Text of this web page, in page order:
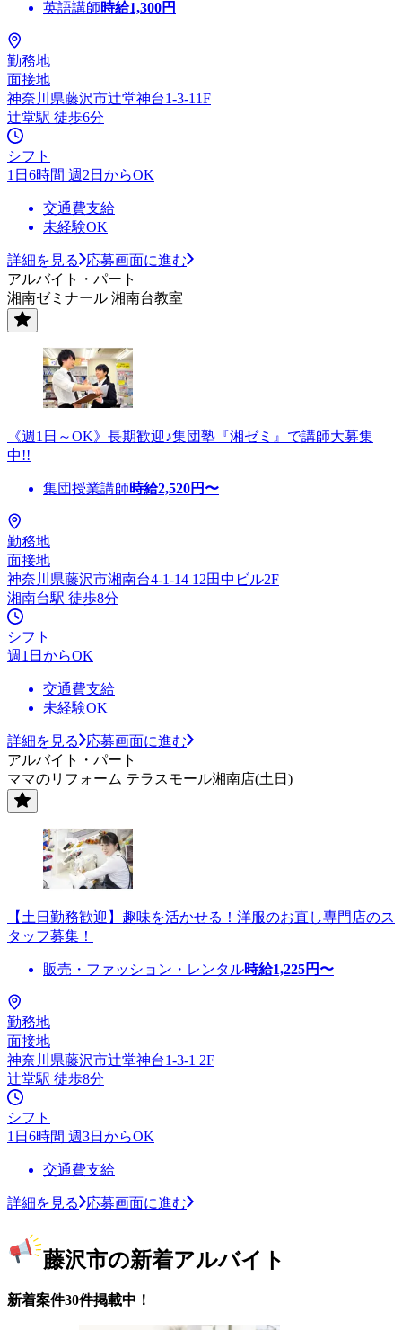
英語講師時給1,300円
勤務地
面接地
神奈川県藤沢市辻堂神台1-3-11F
辻堂駅 徒歩6分
シフト
1日6時間 週2日からOK
交通費支給
未経験OK
詳細を見る
応募画面に進む
アルバイト・パート
湘南ゼミナール 湘南台教室
《週1日～OK》長期歓迎♪集団塾『湘ゼミ』で講師大募集
中!!
集団授業講師時給2,520円〜
勤務地
面接地
神奈川県藤沢市湘南台4-1-14 12田中ビル2F
湘南台駅 徒歩8分
シフト
週1日からOK
交通費支給
未経験OK
詳細を見る
応募画面に進む
アルバイト・パート
ママのリフォーム テラスモール湘南店(土日)
【土日勤務歓迎】趣味を活かせる！洋服のお直し専門店のス
タッフ募集！
販売・ファッション・レンタル時給1,225円〜
勤務地
面接地
神奈川県藤沢市辻堂神台1-3-1 2F
辻堂駅 徒歩8分
シフト
1日6時間 週3日からOK
交通費支給
詳細を見る 応募画面に進む
藤沢市の新着アルバイト
新着案件30件掲載中！